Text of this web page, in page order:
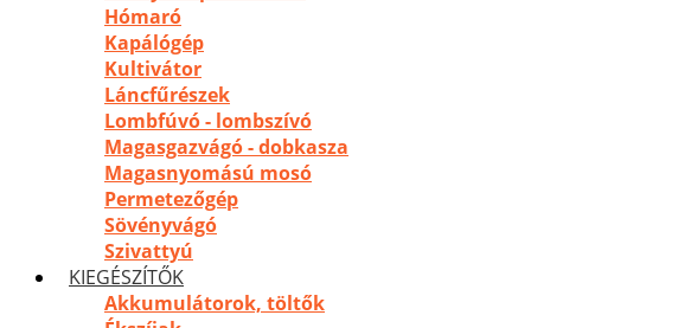
Hómaró
Kapálógép
Kultivátor
Láncfűrészek
Lombfúvó - lombszívó
Magasgazvágó - dobkasza
Magasnyomású mosó
Permetezőgép
Sövényvágó
Szivattyú
KIEGÉSZÍTŐK
Akkumulátorok, töltők